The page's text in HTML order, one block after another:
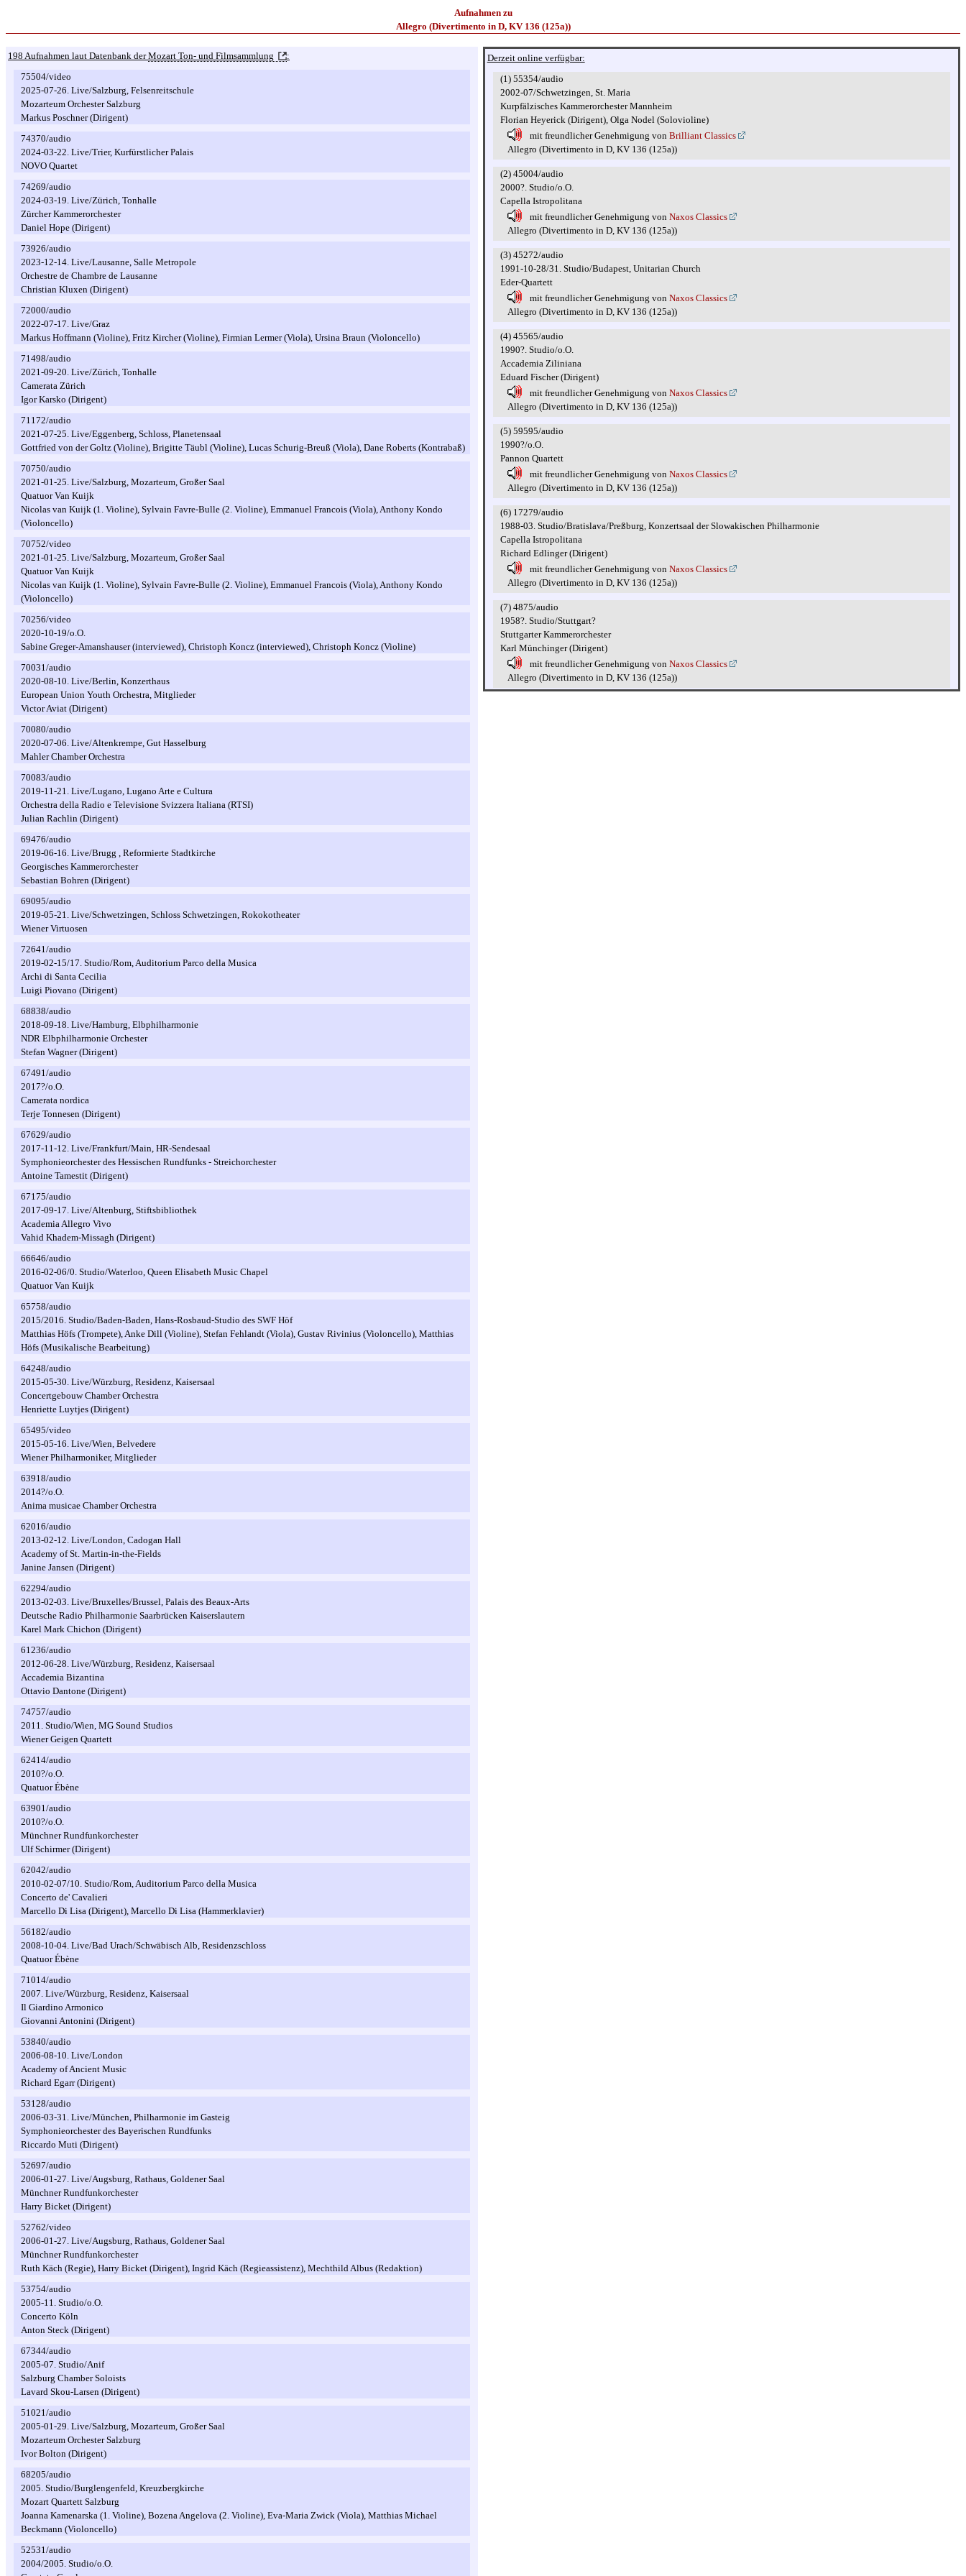
Aufnahmen zu
Allegro (Divertimento in D, KV 136 (125a))
198 Aufnahmen laut Datenbank derMozart Ton- und Filmsammlung
:
75504/video
2025-07-26. Live/Salzburg, Felsenreitschule
Mozarteum Orchester Salzburg
Markus Poschner (Dirigent)
74370/audio
2024-03-22. Live/Trier, Kurfürstlicher Palais
NOVO Quartet
74269/audio
2024-03-19. Live/Zürich, Tonhalle
Zürcher Kammerorchester
Daniel Hope (Dirigent)
73926/audio
2023-12-14. Live/Lausanne, Salle Metropole
Orchestre de Chambre de Lausanne
Christian Kluxen (Dirigent)
72000/audio
2022-07-17. Live/Graz
Markus Hoffmann (Violine), Fritz Kircher (Violine), Firmian Lermer (Viola), Ursina Braun (Violoncello)
71498/audio
2021-09-20. Live/Zürich, Tonhalle
Camerata Zürich
Igor Karsko (Dirigent)
71172/audio
2021-07-25. Live/Eggenberg, Schloss, Planetensaal
Gottfried von der Goltz (Violine), Brigitte Täubl (Violine), Lucas Schurig-Breuß (Viola), Dane Roberts (Kontrabaß)
70750/audio
2021-01-25. Live/Salzburg, Mozarteum, Großer Saal
Quatuor Van Kuijk
Nicolas van Kuijk (1. Violine), Sylvain Favre-Bulle (2. Violine), Emmanuel Francois (Viola), Anthony Kondo
(Violoncello)
70752/video
2021-01-25. Live/Salzburg, Mozarteum, Großer Saal
Quatuor Van Kuijk
Nicolas van Kuijk (1. Violine), Sylvain Favre-Bulle (2. Violine), Emmanuel Francois (Viola), Anthony Kondo
(Violoncello)
70256/video
2020-10-19/o.O.
Sabine Greger-Amanshauser (interviewed), Christoph Koncz (interviewed), Christoph Koncz (Violine)
70031/audio
2020-08-10. Live/Berlin, Konzerthaus
European Union Youth Orchestra, Mitglieder
Victor Aviat (Dirigent)
70080/audio
2020-07-06. Live/Altenkrempe, Gut Hasselburg
Mahler Chamber Orchestra
70083/audio
2019-11-21. Live/Lugano, Lugano Arte e Cultura
Orchestra della Radio e Televisione Svizzera Italiana (RTSI)
Julian Rachlin (Dirigent)
69476/audio
2019-06-16. Live/Brugg , Reformierte Stadtkirche
Georgisches Kammerorchester
Sebastian Bohren (Dirigent)
69095/audio
2019-05-21. Live/Schwetzingen, Schloss Schwetzingen, Rokokotheater
Wiener Virtuosen
72641/audio
2019-02-15/17. Studio/Rom, Auditorium Parco della Musica
Archi di Santa Cecilia
Luigi Piovano (Dirigent)
68838/audio
2018-09-18. Live/Hamburg, Elbphilharmonie
NDR Elbphilharmonie Orchester
Stefan Wagner (Dirigent)
67491/audio
2017?/o.O.
Camerata nordica
Terje Tonnesen (Dirigent)
67629/audio
2017-11-12. Live/Frankfurt/Main, HR-Sendesaal
Symphonieorchester des Hessischen Rundfunks - Streichorchester
Antoine Tamestit (Dirigent)
67175/audio
2017-09-17. Live/Altenburg, Stiftsbibliothek
Academia Allegro Vivo
Vahid Khadem-Missagh (Dirigent)
66646/audio
2016-02-06/0. Studio/Waterloo, Queen Elisabeth Music Chapel
Quatuor Van Kuijk
65758/audio
2015/2016. Studio/Baden-Baden, Hans-Rosbaud-Studio des SWF Höf
Matthias Höfs (Trompete), Anke Dill (Violine), Stefan Fehlandt (Viola), Gustav Rivinius (Violoncello), Matthias
Höfs (Musikalische Bearbeitung)
64248/audio
2015-05-30. Live/Würzburg, Residenz, Kaisersaal
Concertgebouw Chamber Orchestra
Henriette Luytjes (Dirigent)
65495/video
2015-05-16. Live/Wien, Belvedere
Wiener Philharmoniker, Mitglieder
63918/audio
2014?/o.O.
Anima musicae Chamber Orchestra
62016/audio
2013-02-12. Live/London, Cadogan Hall
Academy of St. Martin-in-the-Fields
Janine Jansen (Dirigent)
62294/audio
2013-02-03. Live/Bruxelles/Brussel, Palais des Beaux-Arts
Deutsche Radio Philharmonie Saarbrücken Kaiserslautern
Karel Mark Chichon (Dirigent)
61236/audio
2012-06-28. Live/Würzburg, Residenz, Kaisersaal
Accademia Bizantina
Ottavio Dantone (Dirigent)
74757/audio
2011. Studio/Wien, MG Sound Studios
Wiener Geigen Quartett
62414/audio
2010?/o.O.
Quatuor Ébène
63901/audio
2010?/o.O.
Münchner Rundfunkorchester
Ulf Schirmer (Dirigent)
62042/audio
2010-02-07/10. Studio/Rom, Auditorium Parco della Musica
Concerto de' Cavalieri
Marcello Di Lisa (Dirigent), Marcello Di Lisa (Hammerklavier)
56182/audio
2008-10-04. Live/Bad Urach/Schwäbisch Alb, Residenzschloss
Quatuor Ébène
71014/audio
2007. Live/Würzburg, Residenz, Kaisersaal
Il Giardino Armonico
Giovanni Antonini (Dirigent)
53840/audio
2006-08-10. Live/London
Academy of Ancient Music
Richard Egarr (Dirigent)
53128/audio
2006-03-31. Live/München, Philharmonie im Gasteig
Symphonieorchester des Bayerischen Rundfunks
Riccardo Muti (Dirigent)
52697/audio
2006-01-27. Live/Augsburg, Rathaus, Goldener Saal
Münchner Rundfunkorchester
Harry Bicket (Dirigent)
52762/video
2006-01-27. Live/Augsburg, Rathaus, Goldener Saal
Münchner Rundfunkorchester
Ruth Käch (Regie), Harry Bicket (Dirigent), Ingrid Käch (Regieassistenz), Mechthild Albus (Redaktion)
53754/audio
2005-11. Studio/o.O.
Concerto Köln
Anton Steck (Dirigent)
67344/audio
2005-07. Studio/Anif
Salzburg Chamber Soloists
Lavard Skou-Larsen (Dirigent)
51021/audio
2005-01-29. Live/Salzburg, Mozarteum, Großer Saal
Mozarteum Orchester Salzburg
Ivor Bolton (Dirigent)
68205/audio
2005. Studio/Burglengenfeld, Kreuzbergkirche
Mozart Quartett Salzburg
Joanna Kamenarska (1. Violine), Bozena Angelova (2. Violine), Eva-Maria Zwick (Viola), Matthias Michael
Beckmann (Violoncello)
52531/audio
2004/2005. Studio/o.O.
Derzeit online verfügbar:
(1) 55354/audio
2002-07/Schwetzingen, St. Maria
Kurpfälzisches Kammerorchester Mannheim
Florian Heyerick (Dirigent), Olga Nodel (Solovioline)
mit freundlicher Genehmigung von Brilliant Classics
Allegro (Divertimento in D, KV 136 (125a))
(2) 45004/audio
2000?. Studio/o.O.
Capella Istropolitana
mit freundlicher Genehmigung von Naxos Classics
Allegro (Divertimento in D, KV 136 (125a))
(3) 45272/audio
1991-10-28/31. Studio/Budapest, Unitarian Church
Eder-Quartett
mit freundlicher Genehmigung von Naxos Classics
Allegro (Divertimento in D, KV 136 (125a))
(4) 45565/audio
1990?. Studio/o.O.
Accademia Ziliniana
Eduard Fischer (Dirigent)
mit freundlicher Genehmigung von Naxos Classics
Allegro (Divertimento in D, KV 136 (125a))
(5) 59595/audio
1990?/o.O.
Pannon Quartett
mit freundlicher Genehmigung von Naxos Classics
Allegro (Divertimento in D, KV 136 (125a))
(6) 17279/audio
1988-03. Studio/Bratislava/Preßburg, Konzertsaal der Slowakischen Philharmonie
Capella Istropolitana
Richard Edlinger (Dirigent)
mit freundlicher Genehmigung von Naxos Classics
Allegro (Divertimento in D, KV 136 (125a))
(7) 4875/audio
1958?. Studio/Stuttgart?
Stuttgarter Kammerorchester
Karl Münchinger (Dirigent)
mit freundlicher Genehmigung von Naxos Classics
Allegro (Divertimento in D, KV 136 (125a))